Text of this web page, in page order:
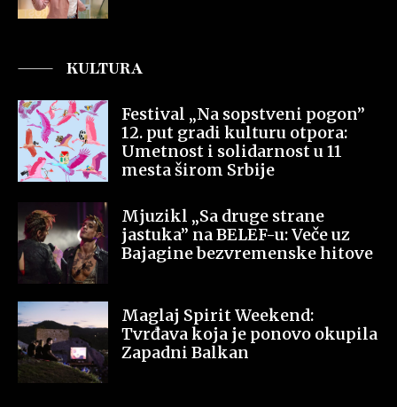
KULTURA
Festival „Na sopstveni pogon”
12. put gradi kulturu otpora:
Umetnost i solidarnost u 11
mesta širom Srbije
Mjuzikl „Sa druge strane
jastuka” na BELEF-u: Veče uz
Bajagine bezvremenske hitove
Maglaj Spirit Weekend:
Tvrđava koja je ponovo okupila
Zapadni Balkan